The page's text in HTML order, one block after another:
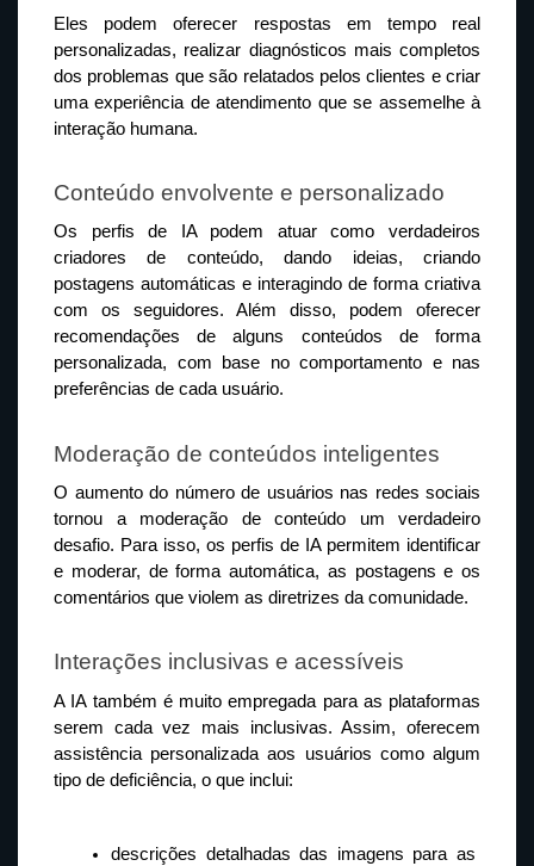
Eles podem oferecer respostas em tempo real
personalizadas, realizar diagnósticos mais completos
dos problemas que são relatados pelos clientes e criar
uma experiência de atendimento que se assemelhe à
interação humana.
Conteúdo envolvente e personalizado
Os perfis de IA podem atuar como verdadeiros
criadores de conteúdo, dando ideias, criando
postagens automáticas e interagindo de forma criativa
com os seguidores. Além disso, podem oferecer
recomendações de alguns conteúdos de forma
personalizada, com base no comportamento e nas
preferências de cada usuário.
Moderação de conteúdos inteligentes
O aumento do número de usuários nas redes sociais
tornou a moderação de conteúdo um verdadeiro
desafio. Para isso, os perfis de IA permitem identificar
e moderar, de forma automática, as postagens e os
comentários que violem as diretrizes da comunidade.
Interações inclusivas e acessíveis
A IA também é muito empregada para as plataformas
serem cada vez mais inclusivas. Assim, oferecem
assistência personalizada aos usuários como algum
tipo de deficiência, o que inclui:
descrições detalhadas das imagens para as